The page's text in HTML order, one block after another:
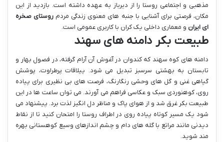
مذهبی و اجتماعی روستا را از دیرباز به عهده داشته است. بازدید از این
مکان، فرصتی برای آشنایی با جنبه های معنوی زندگی مردم روستای صخره
ای ایران و معماری داخلی یک کران با کاربری عمومی است.
طبیعت بکر دامنه های سهند
دامنه های کوه سهند که کندوان در آغوش آن آرام گرفته، در فصول بهار و
تابستان به بهشتی سرسبز تبدیل می شود. ییلاقات پرطراوت، پوشش
گیاهی غنی و گل های وحشی رنگارنگ، فرصت های بی نظیری برای پیاده
روی، کوهنوردی سبک و عکاسی فراهم می آورند. می توان ساعت ها در این
طبیعت بکر غرق شد و از هوای پاک و مناظر دل انگیز لذت برد. پیشنهاد می
شود یک مسیر کوتاه پیاده روی در اطراف روستا را امتحان کنید تا از نقاط
دیدنی مانند مراتع با گله های دام و چشم اندازهای وسیع کوهستانی بهره
مند شوید.